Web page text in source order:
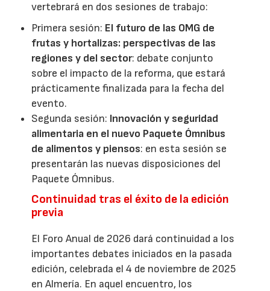
vertebrará en dos sesiones de trabajo:
Primera sesión: El futuro de las OMG de
frutas y hortalizas: perspectivas de las
regiones y del sector: debate conjunto
sobre el impacto de la reforma, que estará
prácticamente finalizada para la fecha del
evento.
Segunda sesión: Innovación y seguridad
alimentaria en el nuevo Paquete Ómnibus
de alimentos y piensos: en esta sesión se
presentarán las nuevas disposiciones del
Paquete Ómnibus.
Continuidad tras el éxito de la edición
previa
El Foro Anual de 2026 dará continuidad a los
importantes debates iniciados en la pasada
edición, celebrada el 4 de noviembre de 2025
en Almería. En aquel encuentro, los